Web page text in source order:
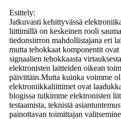
Esittely:
Jatkuvasti kehittyvässä
liittimillä on keskeinen rooli
tiedonsiirron mahdollistajana eri
mutta tehokkaat komponentit ovat
signaalien tehokkaasta
elektronisten laitteiden oikean
päivittäin.Mutta kuinka voimme
elektroniikkaliittimet ovat
blogissa tutkimme elektronisten
testaamista, teknistä
painottavan toimittajan